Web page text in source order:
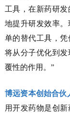
工具，在新药研
地提升研发效率
单的替代工具，
将从分子优化到
覆性的作用。”
博远资本创始合伙
用开发药物是创